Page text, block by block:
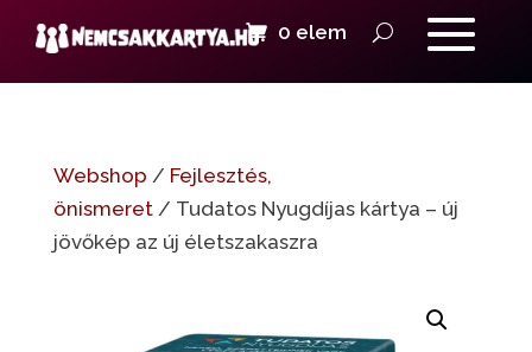
0 elem
Webshop / Fejlesztés,
önismeret/ Tudatos Nyugdíjas kártya – új
jövőkép az új életszakaszra